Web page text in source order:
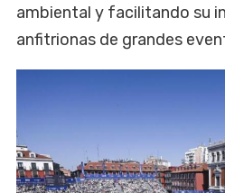
ambiental y facilitando su
anfitrionas de grandes